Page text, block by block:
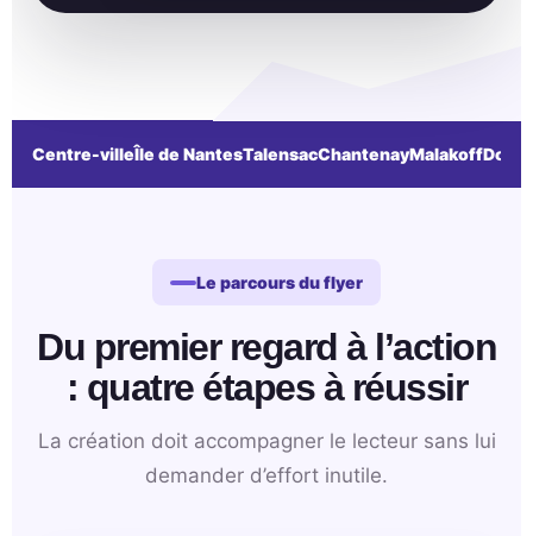
Centre-villeÎle de NantesTalensacChantenayMalakoff
Le parcours du flyer
Du premier regard à l’action
: quatre étapes à réussir
La création doit accompagner le lecteur sans lui
demander d’effort inutile.